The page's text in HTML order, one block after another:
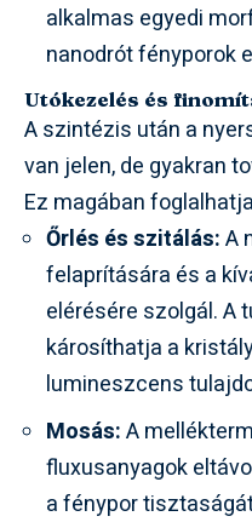
alkalmas egyedi
nanodrót fényporok
Utókezelés és
A szintézis után a
van jelen, de gyakran
Ez magában
Őrlés és szitálás:A
felaprítására és a
elérésére szolgál. A
károsíthatja a
lumineszcens
Mosás:A
fluxusanyagok
a fénypor